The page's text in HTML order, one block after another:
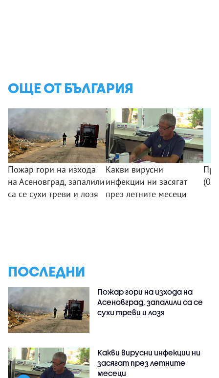
ОЩЕ ОТ БЪЛГАРИЯ
Пожар гори на изхода
на Асеновград, запалили
са се сухи треви и лозя
Какви вирусни
инфекции ни засягат
през летните месеци
ПОСЛЕДНИ
Пожар гори на изхода на
Асеновград, запалили са се
сухи треви и лозя
Какви вирусни инфекции ни
засягат през летните
месеци